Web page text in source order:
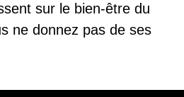
sur le bien-être du
ne donnez pas de ses